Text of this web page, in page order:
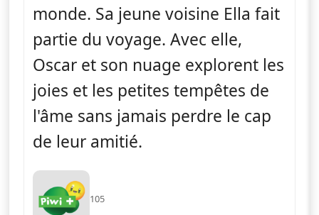
monde. Sa jeune voisine Ella fait
partie du voyage. Avec elle,
Oscar et son nuage explorent les
joies et les petites tempêtes de
l'âme sans jamais perdre le cap
de leur amitié.
105